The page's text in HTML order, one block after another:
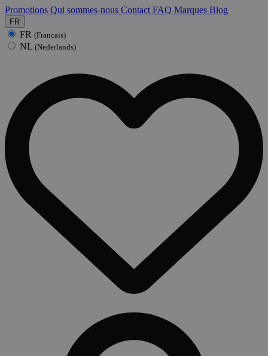
Promotions Qui sommes-nous Contact FAQ Marques Blog
FR
FR (Francais)
NL (Nederlands)